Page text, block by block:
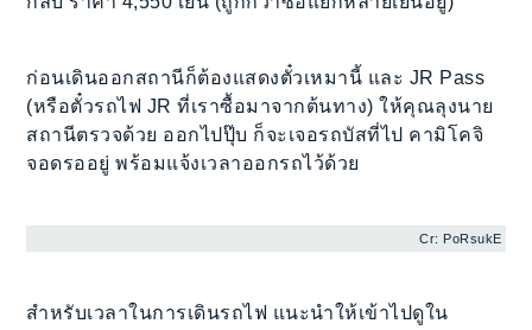
ก่อนเดินออกสถานีก็ต้องแสดงตั๋วเหมานี้ และ JR Pass
(หรือตั๋วรถไฟ JR ที่เราซื้อมาจากต้นทาง) ให้คุณลุงนาย
สถานีตรวจด้วย ออกไปปุ๊บ ก็จะเจอรถบัสที่ไป คามิโคจิ
จอดรออยู่ พร้อมแจ้งเวลาออกรถไว้ด้วย
Cr: PoRsukE
สำหรับเวลาในการเดินรถไฟ แนะนำให้เข้าไปดูใน